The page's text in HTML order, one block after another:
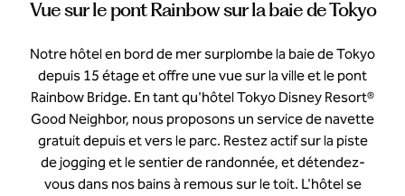
Vue sur le pont Rainbow sur la baie de Tokyo
Notre hôtel en bord de mer surplombe la baie de Tokyo
depuis 15 étage et offre une vue sur la ville et le pont
Rainbow Bridge. En tant qu'hôtel Tokyo Disney Resort®
Good Neighbor, nous proposons un service de navette
gratuit depuis et vers le parc. Restez actif sur la piste
de jogging et le sentier de randonnée, et détendez-
vous dans nos bains à remous sur le toit. L'hôtel se